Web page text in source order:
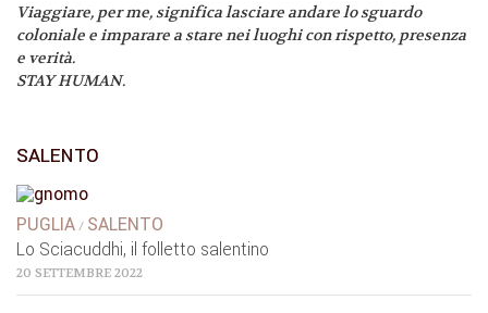
Viaggiare, per me, significa lasciare andare lo sguardo
coloniale e imparare a stare nei luoghi con rispetto, presenza
e verità.
STAY HUMAN.
SALENTO
PUGLIA / SALENTO
Lo Sciacuddhi, il folletto salentino
20 SETTEMBRE 2022